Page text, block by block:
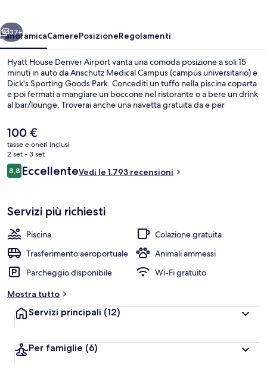
Avanti
37+
PanoramicaCamerePosizioneRegolamenti
Hyatt House Denver Airport vanta una comoda posizione a soli 15
minuti in auto da Anschutz Medical Campus (campus universitario) e
Dick's Sporting Goods Park. Concediti un tuffo nella piscina coperta
e poi fermati a mangiare un boccone nel ristorante o a bere un drink
al bar/lounge. Troverai anche una navetta gratuita da e per
in camera includono frigoriferi e microonde. Le recensioni dei
viaggiatori lodano il personale gentile e la posizione invidiabile.
Il
prezzo
attuale
è
100 €
100 €
tasse e oneri inclusi
2 set - 3 set
Recensioni
8,88,8 su 10
EccellenteVedi le 1.793 recensioni
Servizi più richiesti
Piscina
Colazione gratuita
Trasferimento aeroportuale
Animali ammessi
Parcheggio disponibile
Wi-Fi gratuito
Mostra tutto
Servizi principali (12)
Per famiglie (6)